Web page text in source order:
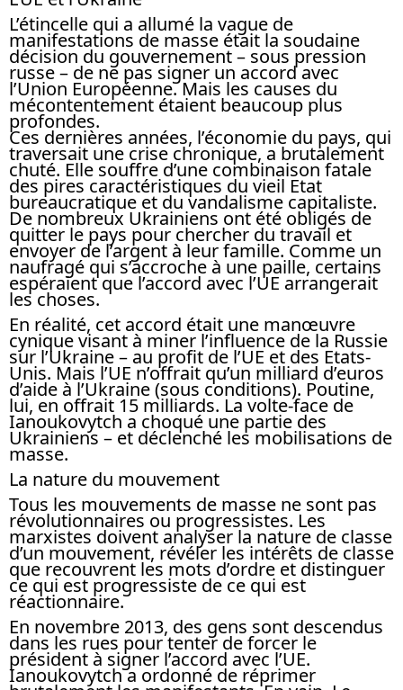
L’étincelle qui a allumé la vague de
manifestations de masse était la soudaine
décision du gouvernement – sous pression
russe – de ne pas signer un accord avec
l’Union Européenne. Mais les causes du
mécontentement étaient beaucoup plus
profondes.
Ces dernières années, l’économie du pays, qui
traversait une crise chronique, a brutalement
chuté. Elle souffre d’une combinaison fatale
des pires caractéristiques du vieil Etat
bureaucratique et du vandalisme capitaliste.
De nombreux Ukrainiens ont été obligés de
quitter le pays pour chercher du travail et
envoyer de l’argent à leur famille. Comme un
naufragé qui s’accroche à une paille, certains
espéraient que l’accord avec l’UE arrangerait
les choses.
En réalité, cet accord était une manœuvre
cynique visant à miner l’influence de la Russie
sur l’Ukraine – au profit de l’UE et des Etats-
Unis. Mais l’UE n’offrait qu’un milliard d’euros
d’aide à l’Ukraine (sous conditions). Poutine,
lui, en offrait 15 milliards. La volte-face de
Ianoukovytch a choqué une partie des
Ukrainiens – et déclenché les mobilisations de
masse.
La nature du mouvement
Tous les mouvements de masse ne sont pas
révolutionnaires ou progressistes. Les
marxistes doivent analyser la nature de classe
d’un mouvement, révéler les intérêts de classe
que recouvrent les mots d’ordre et distinguer
ce qui est progressiste de ce qui est
réactionnaire.
En novembre 2013, des gens sont descendus
dans les rues pour tenter de forcer le
président à signer l’accord avec l’UE.
Ianoukovytch a ordonné de réprimer